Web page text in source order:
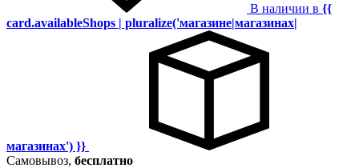
В наличии в {{
card.availableShops | pluralize('магазине|магазинах|
магазинах') }}
Самовывоз, бесплатно